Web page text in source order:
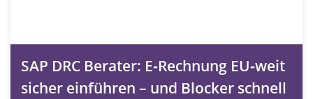
SAP DRC Berater: E‑Rechnung EU‑weit
sicher einführen – und Blocker schnell